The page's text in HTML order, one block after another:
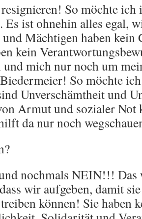
So möchte ich
ist ohnehin alles egal,
Mächtigen haben kein
kein
und mich nur noch um
So möchte
Unverschämtheit und
Armut und sozialer Not
da nur noch
nochmals NEIN!!! Das
wir aufgeben, damit
können! Sie haben